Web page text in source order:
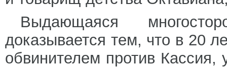
Выдающаяся
доказывается тем, что в 20
обвинителем против Кассия,